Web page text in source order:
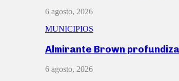
6 agosto, 2026
MUNICIPIOS
Almirante Brown
6 agosto, 2026